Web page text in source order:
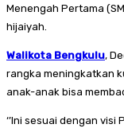
Menengah Pertama
hijaiyah.
Walikota Bengkulu,
rangka meningkatkan
anak-anak bisa
‘’Ini sesuai dengan